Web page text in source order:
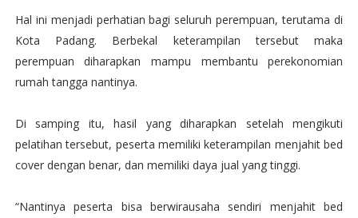
Hal ini menjadi perhatian bagi seluruh perempuan, terutama di
Kota Padang. Berbekal keterampilan tersebut maka
perempuan diharapkan mampu membantu perekonomian
rumah tangga nantinya.
Di samping itu, hasil yang diharapkan setelah mengikuti
pelatihan tersebut, peserta memiliki keterampilan menjahit bed
cover dengan benar, dan memiliki daya jual yang tinggi.
“Nantinya peserta bisa berwirausaha sendiri menjahit bed